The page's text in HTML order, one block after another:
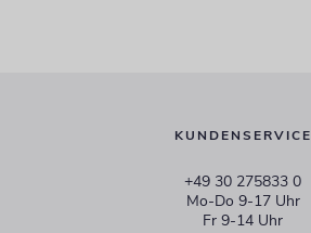
KUNDENSERVICE
+49 30 275833 0
Mo-Do 9-17 Uhr
Fr 9-14 Uhr